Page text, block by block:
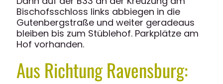
Bischofsschloss links abbiegen in die
Gutenbergstraße und weiter geradeaus
bleiben bis zum Stüblehof. Parkplätze am
Hof vorhanden.
Aus Richtung Ravensburg: